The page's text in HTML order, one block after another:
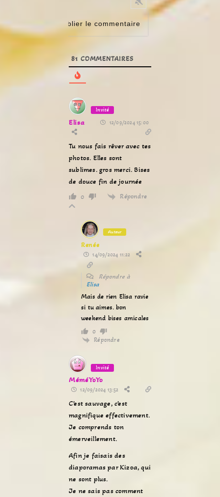
81 COMMENTAIRES
Invité
Elisa 12/09/2024 15:00
Tu nous fais rêver avec tes
photos. Elles sont
sublimes. gros merci. Bises
de douce fin de journée
0 Répondre
Auteur
Renée
14/09/2024 11:22
Répondre à
Elisa
Mais de rien Elisa ravie
si tu aimes. bon
weekend bises amicales
0
Répondre
Invité
MéméYoYo
12/09/2024 13:52
C’est sauvage, c’est
magnifique effectivement.
Je comprends ton
émerveillement.
Afin je faisais des
diaporamas par Kizoa, qui
ne sont plus.
Je ne sais pas comment